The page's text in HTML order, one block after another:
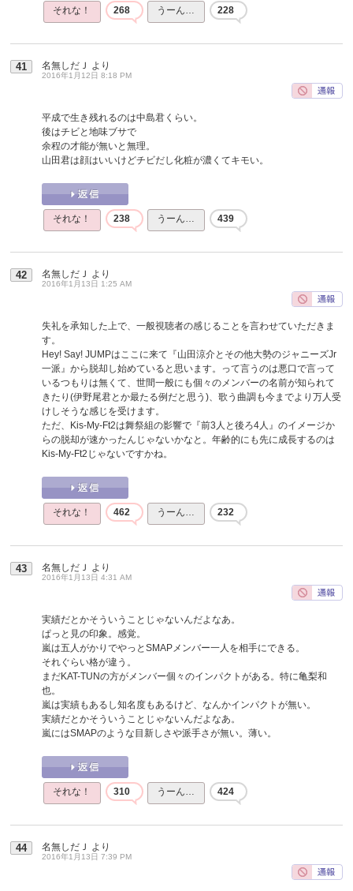
それな！ 268 うーん… 228
41 名無しだＪ より
2016年1月12日 8:18 PM
平成で生き残れるのは中島君くらい。
後はチビと地味ブサで
余程の才能が無いと無理。
山田君は顔はいいけどチビだし化粧が濃くてキモい。
それな！ 238 うーん… 439
42 名無しだＪ より
2016年1月13日 1:25 AM
失礼を承知した上で、一般視聴者の感じることを言わせていただきま
す。
Hey! Say! JUMPはここに来て『山田涼介とその他大勢のジャニーズJr
一派』から脱却し始めていると思います。って言うのは悪口で言って
いるつもりは無くて、世間一般にも個々のメンバーの名前が知られて
きたり(伊野尾君とか最たる例だと思う)、歌う曲調も今までより万人受
けしそうな感じを受けます。
ただ、Kis-My-Ft2は舞祭組の影響で『前3人と後ろ4人』のイメージか
らの脱却が速かったんじゃないかなと。年齢的にも先に成長するのは
Kis-My-Ft2じゃないですかね。
それな！ 462 うーん… 232
43 名無しだＪ より
2016年1月13日 4:31 AM
実績だとかそういうことじゃないんだよなあ。
ぱっと見の印象。感覚。
嵐は五人がかりでやっとSMAPメンバー一人を相手にできる。
それぐらい格が違う。
まだKAT-TUNの方がメンバー個々のインパクトがある。特に亀梨和
也。
嵐は実績もあるし知名度もあるけど、なんかインパクトが無い。
実績だとかそういうことじゃないんだよなあ。
嵐にはSMAPのような目新しさや派手さが無い。薄い。
それな！ 310 うーん… 424
44 名無しだＪ より
2016年1月13日 7:39 PM